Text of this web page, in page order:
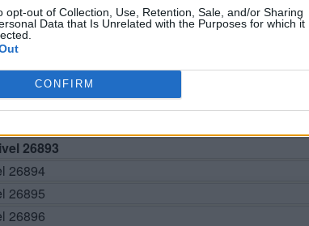
opt-out of Collection, Use, Retention, Sale, and/or Sharing
Data that Is Unrelated with the Purposes for which it
CONFIRM
26890
26891
26893
26894
26895
26896